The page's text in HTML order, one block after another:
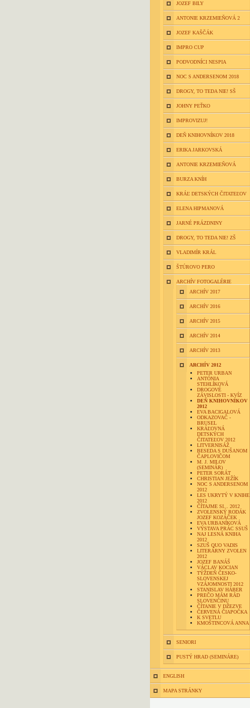
JOZEF BILY
ANTONIE KRZEMIEŇOVÁ 2
JOZEF KAŠČÁK
IMPRO CUP
PODVODNÍCI NESPIA
NOC S ANDERSENOM 2018
DROGY, TO TEDA NIE! SŠ
JOHNY PEŤKO
IMPROVIZUJ!
DEŇ KNIHOVNÍKOV 2018
ERIKA JARKOVSKÁ
ANTONIE KRZEMIEŇOVÁ
BURZA KNÍH
KRÁĽ DETSKÝCH ČITATEĽOV
ELENA HIPMANOVÁ
JARNÉ PRÁZDNINY
DROGY, TO TEDA NIE! ZŠ
VLADIMÍR KRÁL
ŠTÚROVO PERO
ARCHÍV FOTOGALÉRIE
ARCHÍV 2017
ARCHÍV 2016
ARCHÍV 2015
ARCHÍV 2014
ARCHÍV 2013
ARCHÍV 2012
PETER URBAN
ANTÓNIA
STEHLÍKOVÁ
DROGOVÉ
ZÁVISLOSTI - KVÍZ
DEŇ KNIHOVNÍKOV
2012
EVA BACIGALOVÁ
ODKAZOVAČ -
BRUSEL
KRÁĽOVNÁ
DETSKÝCH
ČITATEĽOV 2012
LITVERNISÁŽ
BESEDA S DUŠANOM
ČAPLOVIČOM
M. J. MILOV
(SEMINÁR)
PETER SORÁT
CHRISTIAN JEŽÍK
NOC S ANDERSENOM
2012
LES UKRYTÝ V KNIHE
2012
ČÍTAJME SI... 2012
ZVOLENSKÝ RODÁK
JOZEF KOZÁČEK
EVA URBANÍKOVÁ
VÝSTAVA PRÁC SSUŠ
NAJ LESNÁ KNIHA
2012
SZUŠ QUO VADIS
LITERÁRNY ZVOLEN
2012
JOZEF BANÁŠ
VÁCLAV KOCIAN
TÝŽDEŇ ČESKO-
SLOVENSKEJ
VZÁJOMNOSTI 2012
STANISLAV HÁBER
PREČO MÁM RÁD
SLOVENČINU
ČÍTANIE V DŽEZVE
ČERVENÁ ČIAPOČKA
K SVETLU
KMOŠTINCOVÁ ANNA
SENIORI
PUSTÝ HRAD (SEMINÁRE)
ENGLISH
MAPA STRÁNKY